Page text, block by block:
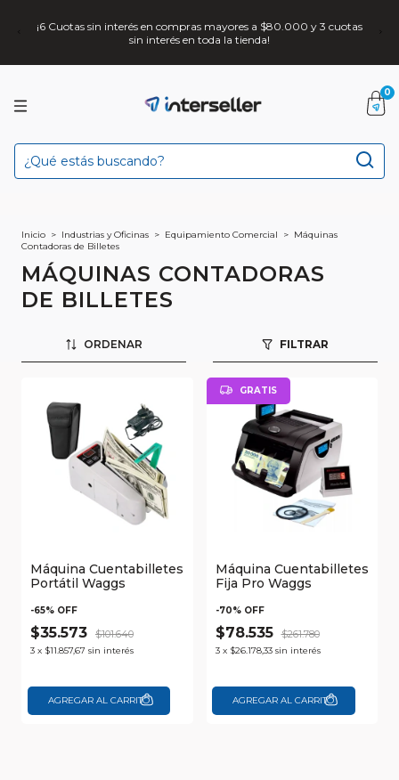
¡6 Cuotas sin interés en compras mayores a $80.000 y 3 cuotas
sin interés en toda la tienda!
0
Inicio > Industrias y Oficinas > Equipamiento Comercial > Máquinas
Contadoras de Billetes
MÁQUINAS CONTADORAS
DE BILLETES
ORDENAR FILTRAR
Máquina Cuentabilletes
Portátil Waggs
-65% OFF
$35.573 $101.640
3 x $11.857,67 sin interés
GRATIS
Máquina Cuentabilletes
Fija Pro Waggs
-70% OFF
$78.535 $261.780
3 x $26.178,33 sin interés